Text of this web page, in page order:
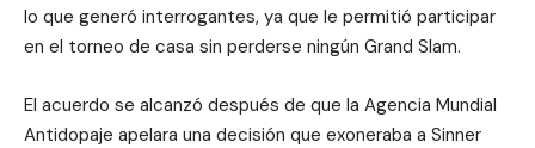
lo que generó interrogantes, ya que le permitió participar
en el torneo de casa sin perderse ningún Grand Slam.
El acuerdo se alcanzó después de que la Agencia Mundial
Antidopaje apelara una decisión que exoneraba a Sinner